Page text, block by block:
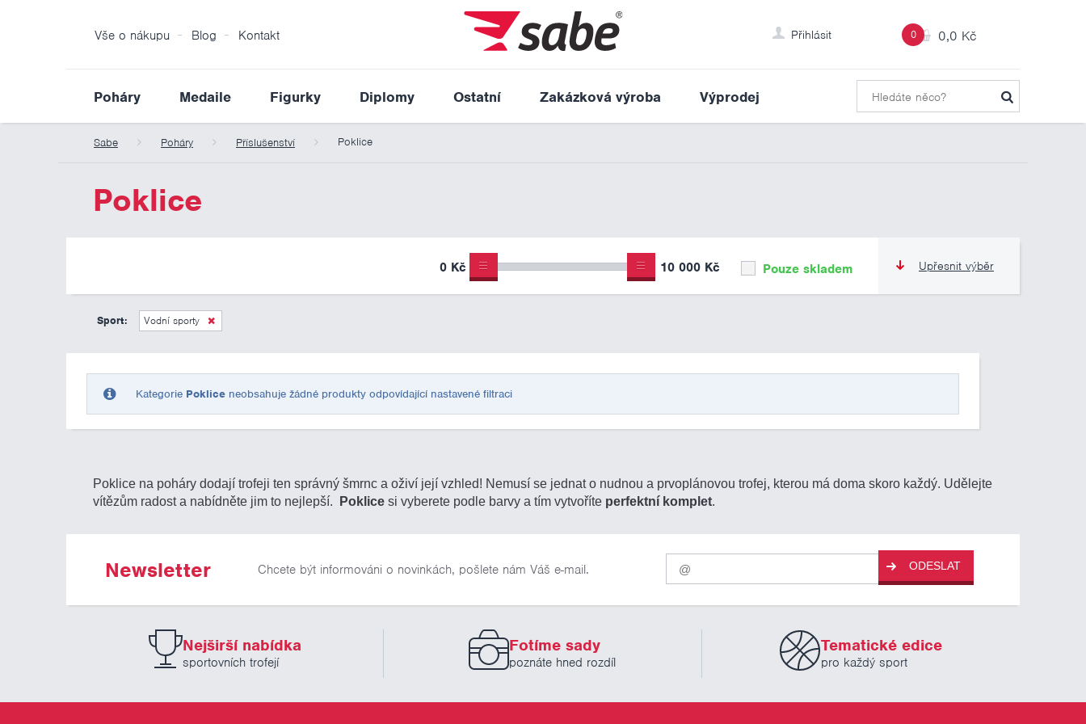
0 0,0 Kč
Přihlásit
Vše o nákupu Blog Kontakt
Poháry Medaile Figurky Diplomy Ostatní Zakázková výroba Výprodej
Sabe Poháry Příslušenství Poklice
Poklice
Upřesnit výběr
Pouze skladem
0 Kč 10 000 Kč
Sport: Vodní sporty
Kategorie Pokliceneobsahuje žádné produkty odpovídající nastavené filtraci
Poklice na poháry dodají trofeji ten správný šmrnc a oživí její vzhled! Nemusí se jednat o nudnou a prvoplánovou trofej, kterou má doma skoro každý. Udělejte
vítězům radost a nabídněte jim to nejlepší. Poklicesi vyberete podle barvy a tím vytvoříte perfektní komplet.
Newsletter Chcete být informováni o novinkách, pošlete nám Váš e-mail.
Pro
odběr
našich
novinek
ODESLAT
Nejširší nabídka
sportovních trofejí
Fotíme sady
poznáte hned rozdíl
Tematické edice
pro každý sport